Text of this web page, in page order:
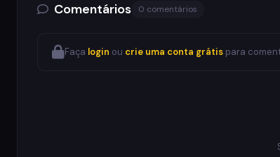
Comentários 0 comentários
Faça login ou crie uma conta grátis para